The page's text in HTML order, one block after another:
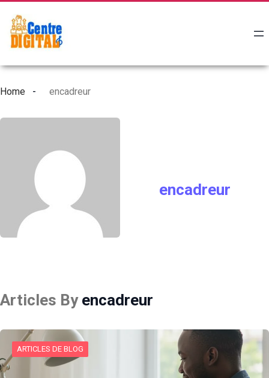
Home encadreur
encadreur
Articles By encadreur
ARTICLES DE BLOG